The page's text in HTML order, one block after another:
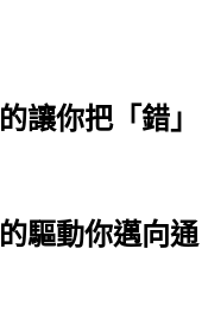
讓你把「錯」
驅動你邁向通